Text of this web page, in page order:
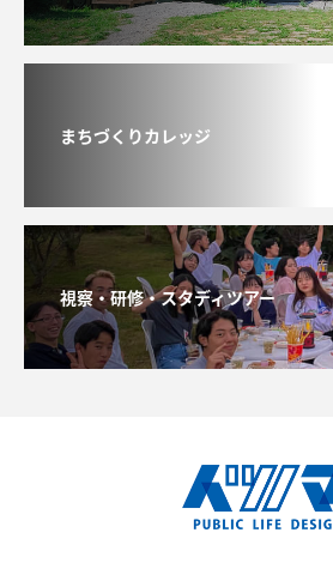
まちづくりカレッジ
視察・研修・スタディツアー